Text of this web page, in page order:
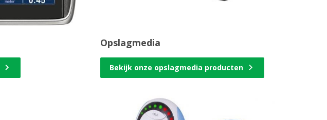
Opslagmedia
Bekijk onze opslagmedia producten